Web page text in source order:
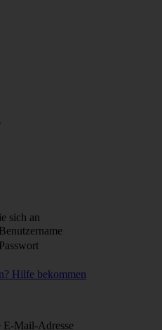
sich an
Hilfe bekommen
E-Mail-Adresse